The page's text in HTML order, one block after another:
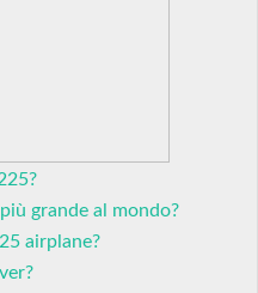
grande al mondo?
airplane?